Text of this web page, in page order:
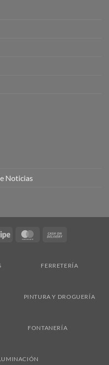
Noticias
Stripe MasterCard
FERRETERÍA
PINTURA Y DROGUERÍA
FONTANERÍA